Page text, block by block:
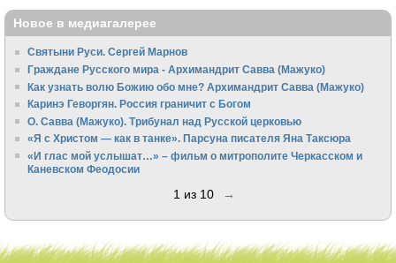
Новое в медиагалерее
Святыни Руси. Сергей Марнов
Граждане Русского мира - Архимандрит Савва (Мажуко)
Как узнать волю Божию обо мне? Архимандрит Савва (Мажуко)
Каринэ Геворгян. Россия граничит с Богом
О. Савва (Мажуко). Трибунал над Русской церковью
«Я с Христом — как в танке». Парсуна писателя Яна Таксюра
«И глас мой услышат…» – фильм о митрополите Черкасском и
Каневском Феодосии
1 из 10 →